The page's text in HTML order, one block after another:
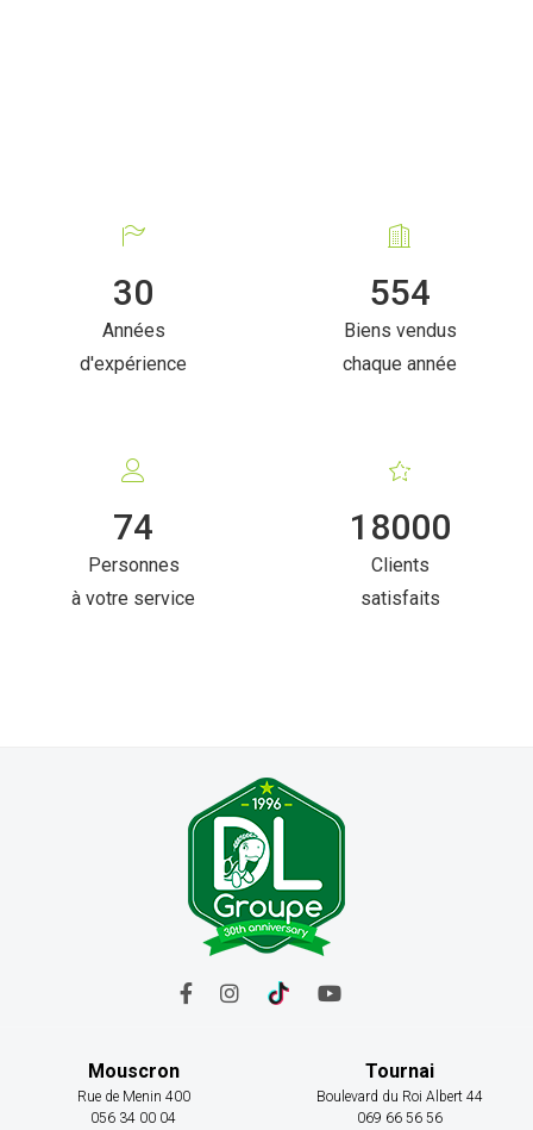
30
Années
d'expérience
554
Biens vendus
chaque année
74
Personnes
à votre service
18000
Clients
satisfaits
Mouscron
Rue de Menin 400
056 34 00 04
Tournai
Boulevard du Roi Albert 44
069 66 56 56